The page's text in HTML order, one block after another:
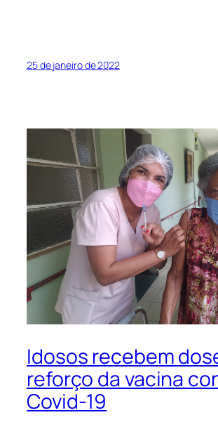
25 de janeiro de 2022
Idosos recebem
reforço da vacina
Covid-19